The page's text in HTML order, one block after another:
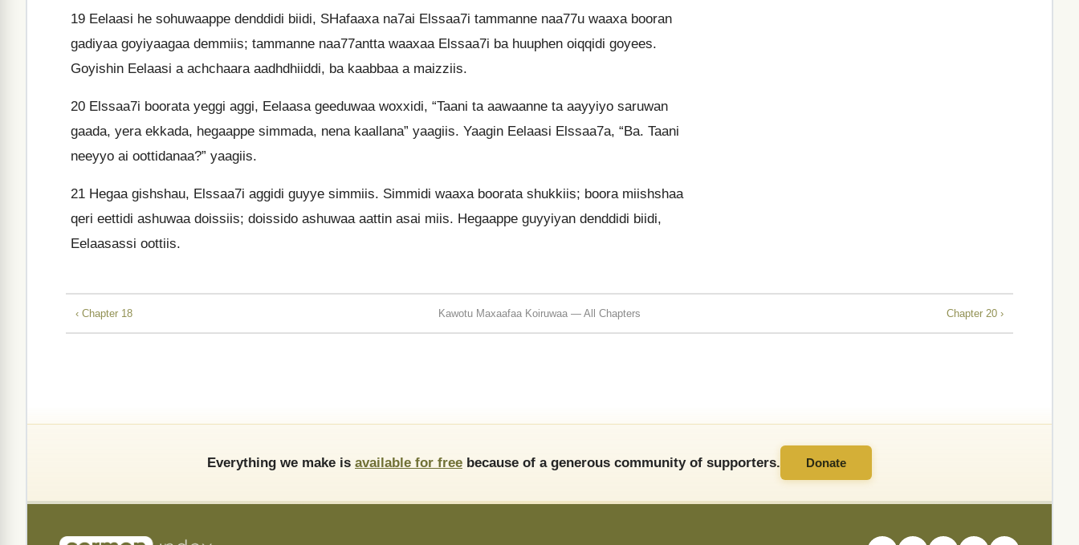
19 Eelaasi he sohuwaappe denddidi biidi, SHafaaxa na7ai Elssaa7i tammanne naa77u waaxa booran
gadiyaa goyiyaagaa demmiis; tammanne naa77antta waaxaa Elssaa7i ba huuphen oiqqidi goyees.
Goyishin Eelaasi a achchaara aadhdhiiddi, ba kaabbaa a maizziis.
20 Elssaa7i boorata yeggi aggi, Eelaasa geeduwaa woxxidi, “Taani ta aawaanne ta aayyiyo saruwan
gaada, yera ekkada, hegaappe simmada, nena kaallana” yaagiis. Yaagin Eelaasi Elssaa7a, “Ba. Taani
neeyyo ai oottidanaa?” yaagiis.
21 Hegaa gishshau, Elssaa7i aggidi guyye simmiis. Simmidi waaxa boorata shukkiis; boora miishshaa
qeri eettidi ashuwaa doissiis; doissido ashuwaa aattin asai miis. Hegaappe guyyiyan denddidi biidi,
Eelaasassi oottiis.
‹ Chapter 18 Kawotu Maxaafaa Koiruwaa — All Chapters Chapter 20 ›
Everything we make is available for free because of a generous community of supporters. Donate